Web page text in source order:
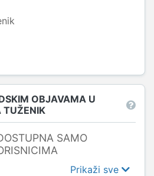
OBJAVAMA U
TUŽENIK
SAMO
Prikaži sve